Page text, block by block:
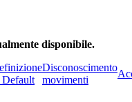
disponibile.
Disconoscimento
movimenti